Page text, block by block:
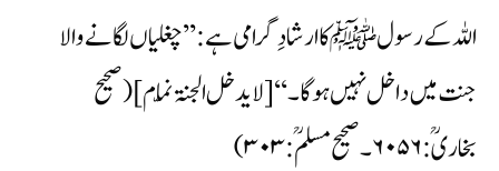
اللہ کے رسولﷺ کا ارشادِ گرامی ہے: ’’چغلیاں لگانے والا
جنت میں داخل نہیں ہوگا۔ ‘‘ [لا یدخل الجنۃ نمّام] (صحیح
بخاریؒ: ۶۰۵۶۔ صحیح مسلمؒ:۳۰۳)